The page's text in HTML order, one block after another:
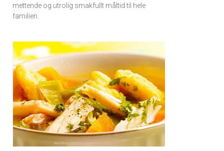
mettende og utrolig smakfullt måltid til hele
familien.